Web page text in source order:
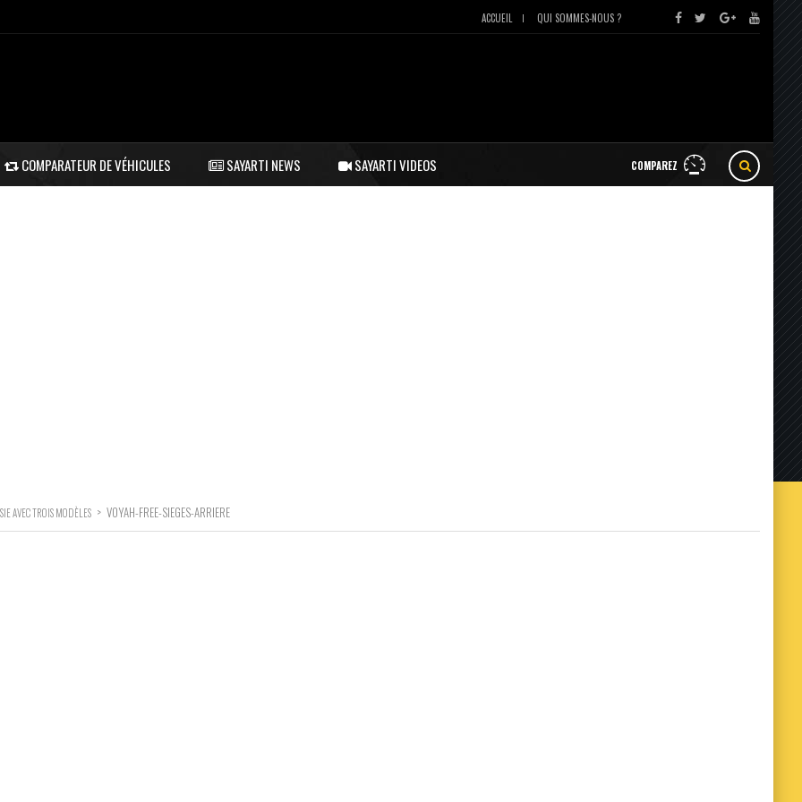
ACCUEIL QUI SOMMES-NOUS ?
COMPAREZ
COMPARATEUR DE VÉHICULES SAYARTI NEWS SAYARTI VIDEOS
AVEC TROIS MODÈLES > VOYAH-FREE-SIEGES-ARRIERE